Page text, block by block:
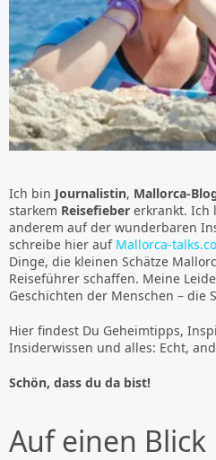
Ich bin Journalistin, Mallorca-
starkem Reisefieber erkrankt. Ich
anderem auf der wunderbaren
schreibe hier auf Mallorca-
Dinge, die kleinen Schätze
Reiseführer schaffen. Meine
Geschichten der Menschen – die
Hier findest Du Geheimtipps,
Insiderwissen und alles: Echt,
Schön, dass du da bist!
Auf einen Blick